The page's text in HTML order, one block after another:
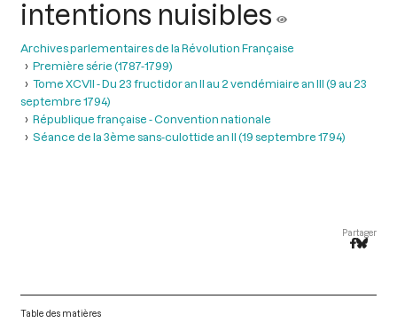
intentions nuisibles
Archives parlementaires de la Révolution Française
Première série (1787-1799)
Tome XCVII - Du 23 fructidor an II au 2 vendémiaire an III (9 au 23
septembre 1794)
République française - Convention nationale
Séance de la 3ème sans-culottide an II (19 septembre 1794)
Partager
Table des matières